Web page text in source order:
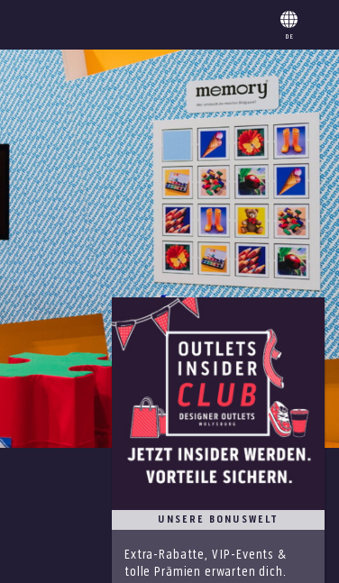
DE
UNSERE BONUSWELT
Extra-Rabatte, VIP-Events &
tolle Prämien erwarten dich.